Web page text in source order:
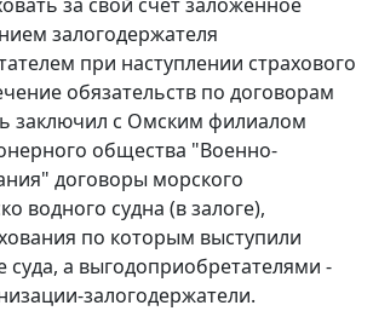
за свой счет заложенное
залогодержателя
при наступлении страхового
обязательств по договорам
заключил с Омским филиалом
общества "Военно-
договоры морского
водного судна (в залоге),
по которым выступили
а выгодоприобретателями -
залогодержатели.